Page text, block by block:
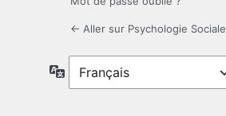
← Aller sur Psychologie Sociale
Langue